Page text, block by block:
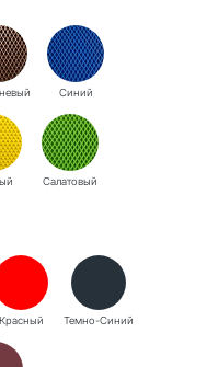
Синий
Салатовый
Красный Темно-Синий